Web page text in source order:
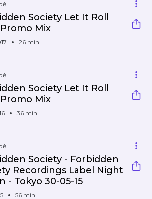
Society Let It Roll
Promo Mix
26 min
Society Let It Roll
Promo Mix
36 min
Society - Forbidden
Recordings Label Night
- Tokyo 30-05-15
56 min